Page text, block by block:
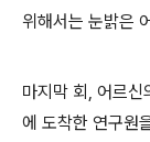
위해서는 눈밝은
마지막 회, 어르신
에 도착한 연구원